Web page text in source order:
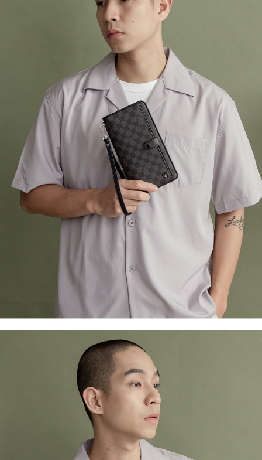
2.基於同意付款使用「大哥付你分期」之契約關係目的，商店將以您的個人
資料（包含姓名、電話或地址）提供予台灣大哥大進項蒐集、處理及利用，
由本公司與您本人進行分期帳單所需資料之確認、核對及更正。
3.完整用戶服務條款，請詳閱以下連結：
https://oppay.tw/userRule
※ 交易是否成功請以「AFTEE先享後付 」之結帳頁面顯示為準，若有關於
是否繳費成功／繳費後需取消欲退款等相關疑問，請聯繫「AFTEE先享後付
https://netprotections.freshdesk.com/support/home
１．透過由恩沛科技股份有限公司提供之「AFTEE先享後付」服務完成之交
易，需依本服務之必要範圍內提供個人資料，並將交易相關給付款項請求債
權轉讓予恩沛科技股份有限公司。
２．關於個人資料處理事宜，請瀏覽以下網址：
https://aftee.tw/terms/#terms3
３．未成年的使用者請事先徵得法定代理人或監護人之同意方可使用
「AFTEE先享後付」，若未經同意申辦者引起之損失，本公司不負相關責
任。
４．使用「AFTEE先享後付」時，將依據個別帳號之用戶狀況，依本公司即
時審查核予不同之上限額度；若仍有額度不足之情形，本公司將視審查結果
請求用戶進行身份認證。
５．嚴禁一人註冊多個帳號或使用他人資訊註冊。若發現惡意使用之情形，
恩沛科技股份有限公司將有權停止該用戶之使用額度並採取法律行動。
每筆NT$60，滿NT$2,000(含以上)免運費
付款後7-11取貨
每筆NT$60，滿NT$2,000(含以上)免運費
每筆NT$60，滿NT$2,000(含以上)免運費
宅配_離島
每筆NT$100